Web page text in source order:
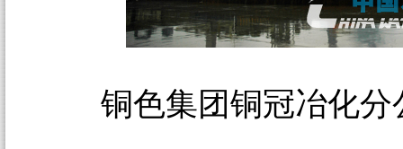
铜色集团铜冠冶化分